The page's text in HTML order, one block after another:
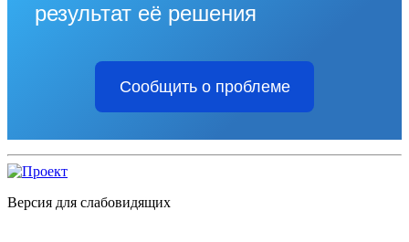
результат её решения
Сообщить о проблеме
Версия для слабовидящих